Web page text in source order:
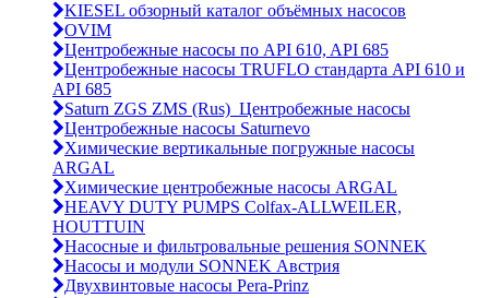
KIESEL обзорный каталог объёмных насосов
OVIM
Центробежные насосы по API 610, API 685
Центробежные насосы TRUFLO стандарта API 610 и
API 685
Saturn ZGS ZMS (Rus)_Центробежные насосы
Центробежные насосы Saturnevo
Химические вертикальные погружные насосы
ARGAL
Химические центробежные насосы ARGAL
HEAVY DUTY PUMPS Colfax-ALLWEILER,
HOUTTUIN
Насосные и фильтровальные решения SONNEK
Насосы и модули SONNEK Австрия
Двухвинтовые насосы Pera-Prinz